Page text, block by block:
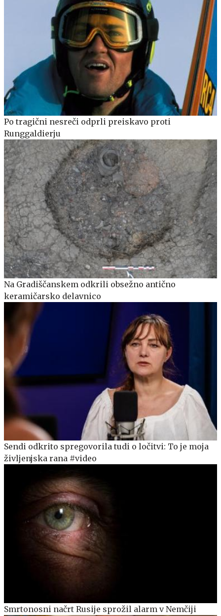
Po tragični nesreči odprli preiskavo proti
Runggaldierju
Na Gradiščanskem odkrili obsežno antično
keramičarsko delavnico
Sendi odkrito spregovorila tudi o ločitvi: To je moja
življenjska rana #video
Smrtonosni načrt Rusije sprožil alarm v Nemčiji